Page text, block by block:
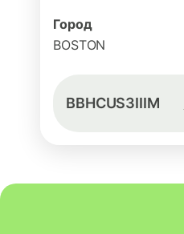
Город
BOSTON
BBHCUS3IIIM